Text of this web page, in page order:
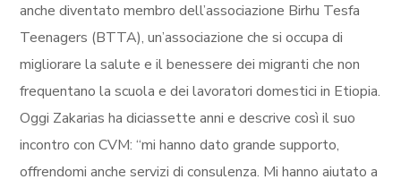
anche diventato membro dell’associazione Birhu Tesfa
Teenagers (BTTA), un’associazione che si occupa di
migliorare la salute e il benessere dei migranti che non
frequentano la scuola e dei lavoratori domestici in Etiopia.
Oggi Zakarias ha diciassette anni e descrive così il suo
incontro con CVM: “mi hanno dato grande supporto,
offrendomi anche servizi di consulenza. Mi hanno aiutato a